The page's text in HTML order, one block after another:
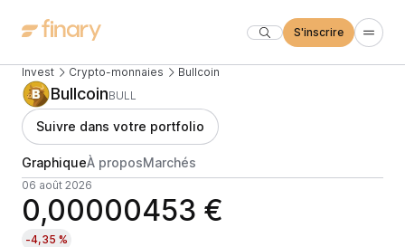
S'inscrire
Invest Crypto-monnaies Bullcoin
BullcoinBULL
Suivre dans votre portfolio
GraphiqueÀ proposMarchés
06 août 2026
0,00000453 €
-4,35 %